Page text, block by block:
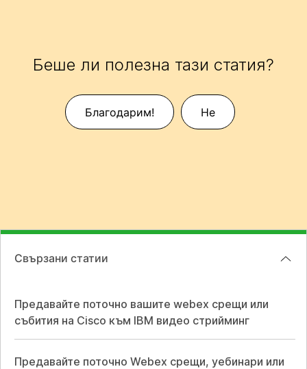
Беше ли полезна тази статия?
Благодарим! Не
Свързани статии
Предавайте поточно вашите webex срещи или
събития на Cisco към IBM видео стрийминг
Предавайте поточно Webex срещи, уебинари или